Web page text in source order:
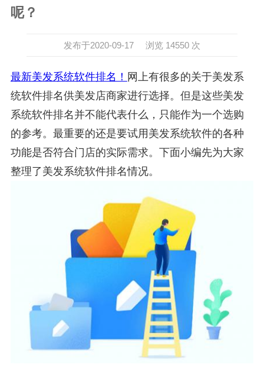
呢？
发布于2020-09-17 浏览 14550 次
最新美发系统软件排名！ 网上有很多的关于美发系
统软件排名供美发店商家进行选择。但是这些美发
系统软件排名并不能代表什么，只能作为一个选购
的参考。最重要的还是要试用美发系统软件的各种
功能是否符合门店的实际需求。下面小编先为大家
整理了美发系统软件排名情况。